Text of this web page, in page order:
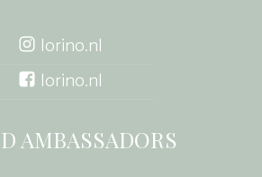
lorino.nl
lorino.nl
AMBASSADORS